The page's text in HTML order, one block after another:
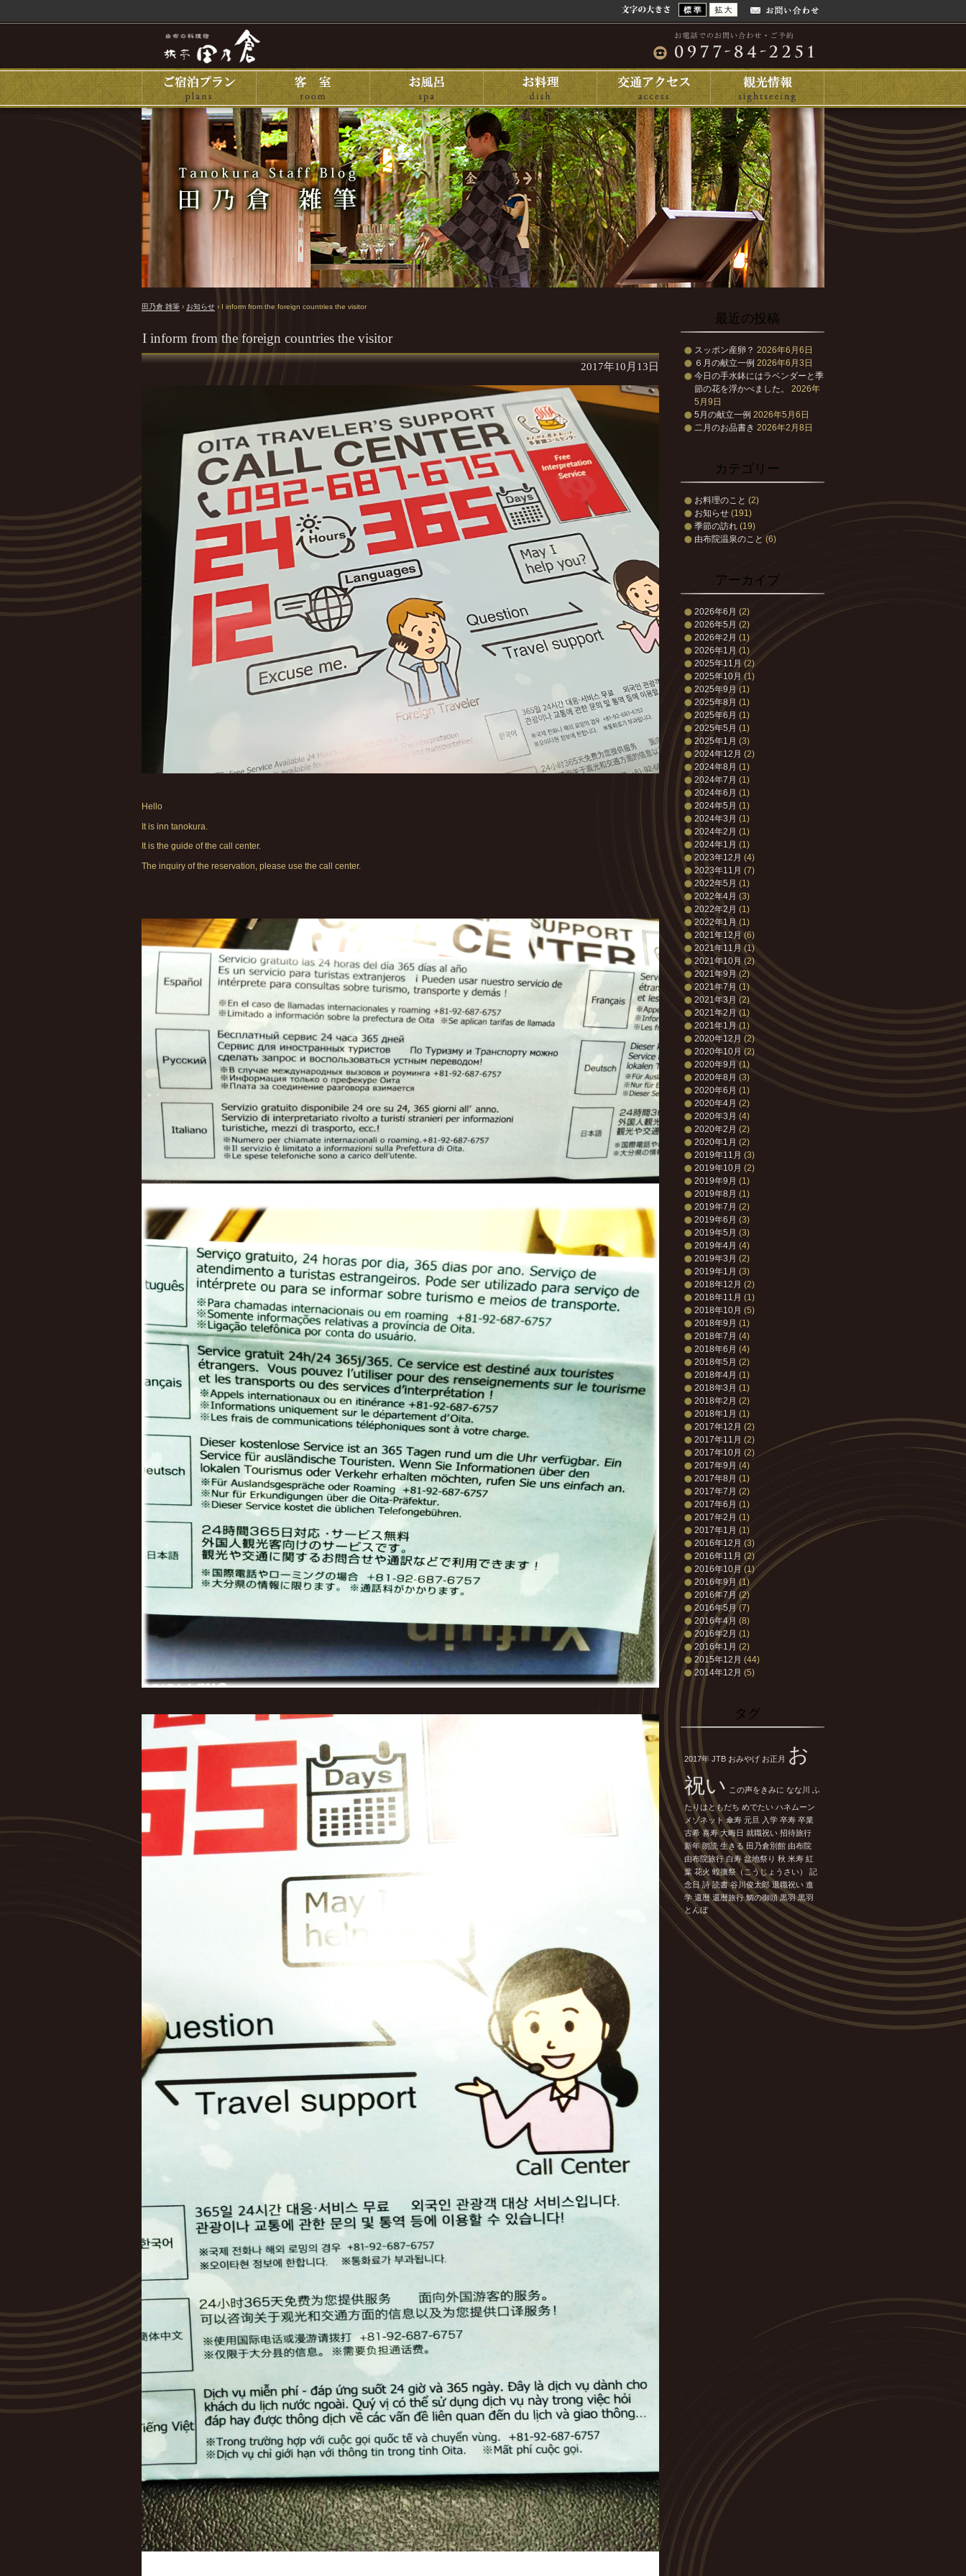
田乃倉 雑筆 › お知らせ › I inform from the foreign countries the visitor
I inform from the foreign countries the visitor
2017年10月13日
Hello
It is inn tanokura.
It is the guide of the call center.
The inquiry of the reservation, please use the call center.
最近の投稿
スッポン産卵？ 2026年6月6日
６月の献立一例 2026年6月3日
今日の手水鉢にはラベンダーと季
節の花を浮かべました。
2026年
5月9日
5月の献立一例 2026年5月6日
二月のお品書き 2026年2月8日
カテゴリー
お料理のこと (2)
お知らせ (191)
季節の訪れ (19)
由布院温泉のこと (6)
アーカイブ
2026年6月 (2)
2026年5月 (2)
2026年2月 (1)
2026年1月(1)
2025年11月 (2)
2025年10月 (1)
2025年9月 (1)
2025年8月 (1)
2025年6月 (1)
2025年5月 (1)
2025年1月 (3)
2024年12月 (2)
2024年8月 (1)
2024年7月 (1)
2024年6月 (1)
2024年5月 (1)
2024年3月 (1)
2024年2月 (1)
2024年1月 (1)
2023年12月 (4)
2023年11月 (7)
2022年5月 (1)
2022年4月 (3)
2022年2月 (1)
2022年1月 (1)
2021年12月 (6)
2021年11月 (1)
2021年10月 (2)
2021年9月 (2)
2021年7月 (1)
2021年3月 (2)
2021年2月 (1)
2021年1月 (1)
2020年12月 (2)
2020年10月 (2)
2020年9月 (1)
2020年8月 (3)
2020年6月 (1)
2020年4月 (2)
2020年3月 (4)
2020年2月 (2)
2020年1月 (2)
2019年11月 (3)
2019年10月 (2)
2019年9月 (1)
2019年8月 (1)
2019年7月 (2)
2019年6月 (3)
2019年5月 (3)
2019年4月 (4)
2019年3月 (2)
2019年1月 (3)
2018年12月 (2)
2018年11月 (1)
2018年10月 (5)
2018年9月 (1)
2018年7月 (4)
2018年6月 (4)
2018年5月 (2)
2018年4月 (1)
2018年3月 (1)
2018年2月 (2)
2018年1月 (1)
2017年12月 (2)
2017年11月 (2)
2017年10月 (2)
2017年9月 (4)
2017年8月 (1)
2017年7月 (2)
2017年6月 (1)
2017年2月 (1)
2017年1月 (1)
2016年12月 (3)
2016年11月 (2)
2016年10月(1)
2016年9月 (1)
2016年7月 (2)
2016年5月(7)
2016年4月 (8)
2016年2月 (1)
2016年1月 (2)
2015年12月 (44)
2014年12月 (5)
タグ
2017年 JTB おみやげ お正月 お
祝い この声をきみに なな川 ふ
たりはともだち めでたい ハネムーン
メゾネット 傘寿 元旦 入学 卒寿 卒業
古希 喜寿 大晦日 就職祝い 招待旅行
新年 朗読 生きる 田乃倉別館 由布院
由布院旅行 白寿 盆地祭り 秋 米寿 紅
葉 花火 蝗攘祭（こうじょうさい）
記
念日 詩 読書 谷川俊太郎 退職祝い 進
学 還暦 還暦旅行 鯛の御頭 黒羽 黒羽
とんぼ